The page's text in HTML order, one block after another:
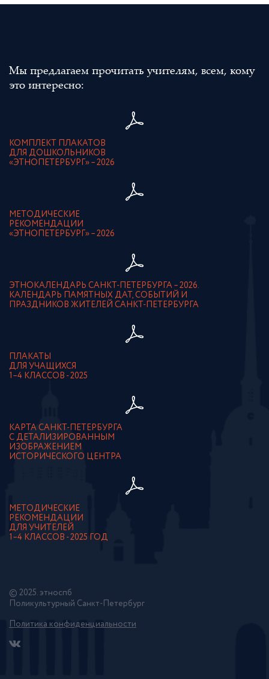
Мы предлагаем прочитать учителям, всем, кому
это интересно:
КОМПЛЕКТ ПЛАКАТОВ
ДЛЯ ДОШКОЛЬНИКОВ
«ЭТНОПЕТЕРБУРГ» – 2026
МЕТОДИЧЕСКИЕ
РЕКОМЕНДАЦИИ
«ЭТНОПЕТЕРБУРГ» – 2026
ЭТНОКАЛЕНДАРЬ САНКТ-ПЕТЕРБУРГА – 2026.
КАЛЕНДАРЬ ПАМЯТНЫХ ДАТ, СОБЫТИЙ И
ПРАЗДНИКОВ ЖИТЕЛЕЙ САНКТ-ПЕТЕРБУРГА
ПЛАКАТЫ
ДЛЯ УЧАЩИХСЯ
1–4 КЛАССОВ - 2025
КАРТА САНКТ-ПЕТЕРБУРГА
С ДЕТАЛИЗИРОВАННЫМ
ИЗОБРАЖЕНИЕМ
ИСТОРИЧЕСКОГО ЦЕНТРА
МЕТОДИЧЕСКИЕ
РЕКОМЕНДАЦИИ
ДЛЯ УЧИТЕЛЕЙ
1–4 КЛАССОВ - 2025 ГОД
© 2025. этноспб
Поликультурный Санкт-Петербург
Политика конфиденциальности